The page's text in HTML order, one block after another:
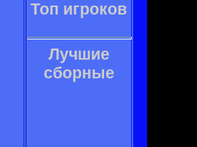
Топ игроков
Лучшие
сборные